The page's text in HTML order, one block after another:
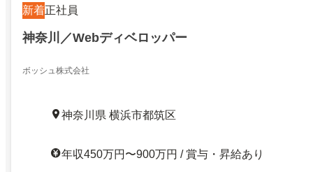
新着正社員
神奈川／Webディベロッパー
ボッシュ株式会社
神奈川県 横浜市都筑区
年収450万円〜900万円 / 賞与・昇給あり